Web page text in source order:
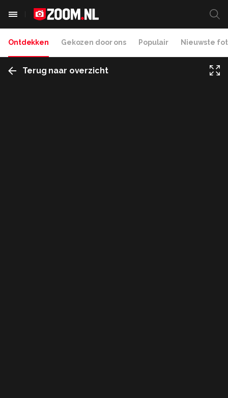
Ontdekken Gekozen door ons Populair Nieuwste
Terug naar overzicht